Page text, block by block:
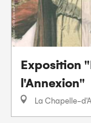
Exposition
l'Annexion"
La Chapelle-